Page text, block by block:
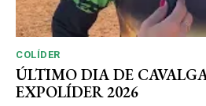
COLÍDER
ÚLTIMO DIA DE
EXPOLÍDER 2026